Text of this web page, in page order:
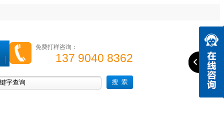
免费打样咨询：
137 9040 8362
高光机 精雕机 高速钻攻机 手机边框高光机 成功